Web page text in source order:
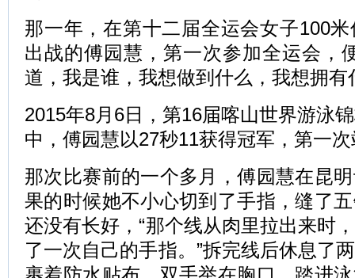
那一年，在第十二届全运会女子100
出战的傅园慧，第一次参加全运会，
道，我是谁，我想做到什么，我想拥有
2015年8月6日，第16届喀山世界游泳
中，傅园慧以27秒11获得冠军，第一
那次比赛前的一个多月，傅园慧在昆
果的时候她不小心切到了手指，缝了
还没有长好，“那个线从肉里拉出来时
了一次自己的手指。”拆完线后休息了